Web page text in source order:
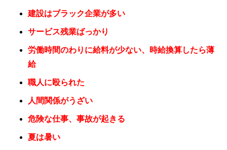
建設はブラック企業が多い
サービス残業ばっかり
労働時間のわりに給料が少ない、時給換算したら薄
給
職人に殴られた
人間関係がうざい
危険な仕事、事故が起きる
夏は暑い